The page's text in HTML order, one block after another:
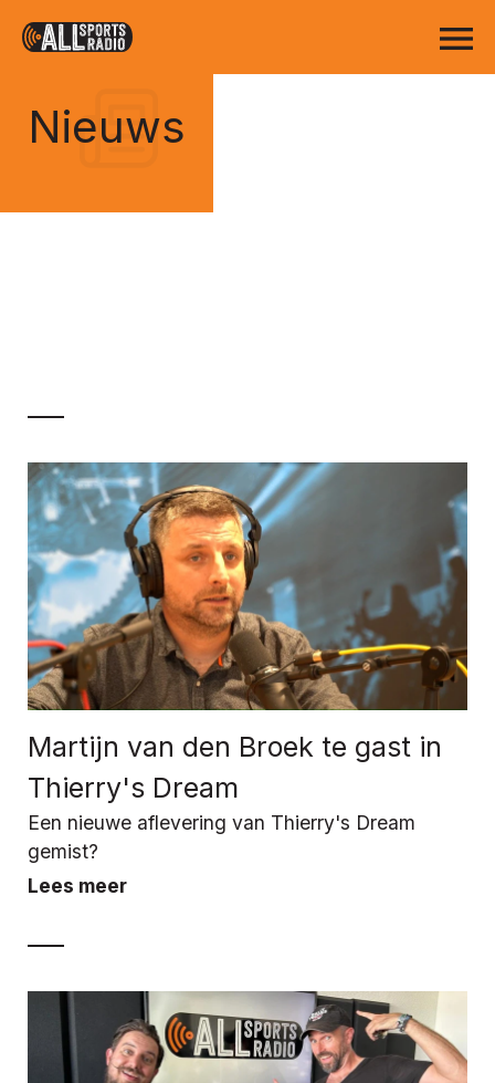
Nieuws
Martijn van den Broek te gast in
Thierry's Dream
Een nieuwe aflevering van Thierry's Dream
gemist?
Lees meer